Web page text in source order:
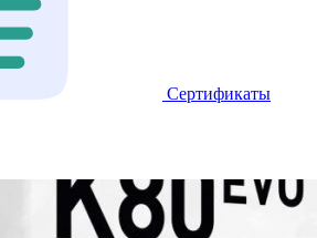
Сертификаты